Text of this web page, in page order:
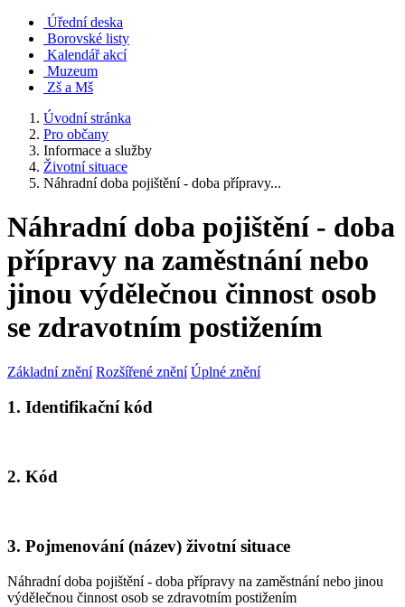
Úřední deska
Borovské listy
Kalendář akcí
Muzeum
Zš a Mš
Úvodní stránka
Pro občany
Informace a služby
Životní situace
Náhradní doba pojištění - doba přípravy...
Náhradní doba pojištění - doba
přípravy na zaměstnání nebo
jinou výdělečnou činnost osob
se zdravotním postižením
Základní znění Rozšířené znění Úplné znění
1. Identifikační kód
2. Kód
3. Pojmenování (název) životní situace
Náhradní doba pojištění - doba přípravy na zaměstnání nebo jinou
výdělečnou činnost osob se zdravotním postižením